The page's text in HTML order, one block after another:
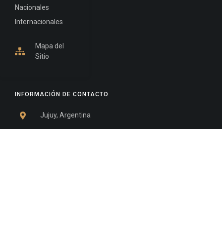
INFORMACIÓN DE CONTACTO
Jujuy, Argentina
Nacionales
Internacionales
Mapa del
Sitio